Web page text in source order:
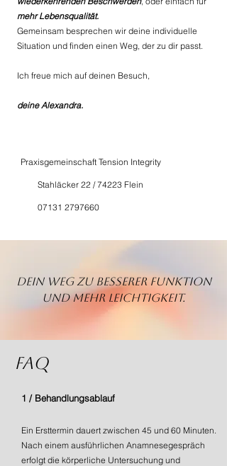
mehr Lebensqualität.
Gemeinsam besprechen wir deine individuelle
Situation und finden einen Weg, der zu dir passt.
Ich freue mich auf deinen Besuch,
deine Alexandra.
Praxisgemeinschaft Tension Integrity
Stahläcker 22 / 74223 Flein
07131 2797660
Dein Weg zu besserer Funktion
und mehr Leichtigkeit.
FAQ
1 / Behandlungsablauf
Ein Ersttermin dauert zwischen 45 und 60 Minuten.
Nach einem ausführlichen Anamnesegespräch
erfolgt die körperliche Untersuchung und